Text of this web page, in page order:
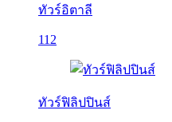
ทัวร์อิตาลี
112
ทัวร์ฟิลิปปินส์